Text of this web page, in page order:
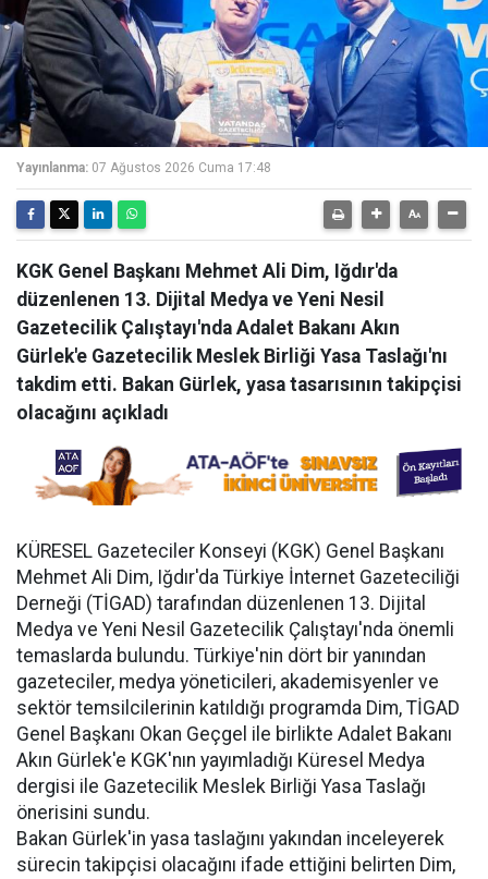
Yayınlanma: 07 Ağustos 2026 Cuma 17:48
KGK Genel Başkanı Mehmet Ali Dim, Iğdır'da
düzenlenen 13. Dijital Medya ve Yeni Nesil
Gazetecilik Çalıştayı'nda Adalet Bakanı Akın
Gürlek'e Gazetecilik Meslek Birliği Yasa Taslağı'nı
takdim etti. Bakan Gürlek, yasa tasarısının takipçisi
olacağını açıkladı
KÜRESEL Gazeteciler Konseyi (KGK) Genel Başkanı
Mehmet Ali Dim, Iğdır'da Türkiye İnternet Gazeteciliği
Derneği (TİGAD) tarafından düzenlenen 13. Dijital
Medya ve Yeni Nesil Gazetecilik Çalıştayı'nda önemli
temaslarda bulundu. Türkiye'nin dört bir yanından
gazeteciler, medya yöneticileri, akademisyenler ve
sektör temsilcilerinin katıldığı programda Dim, TİGAD
Genel Başkanı Okan Geçgel ile birlikte Adalet Bakanı
Akın Gürlek'e KGK'nın yayımladığı Küresel Medya
dergisi ile Gazetecilik Meslek Birliği Yasa Taslağı
önerisini sundu.
Bakan Gürlek'in yasa taslağını yakından inceleyerek
sürecin takipçisi olacağını ifade ettiğini belirten Dim,